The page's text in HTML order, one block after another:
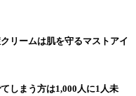
リームは肌を守るマストアイ
しまう方は1,000人に1人未